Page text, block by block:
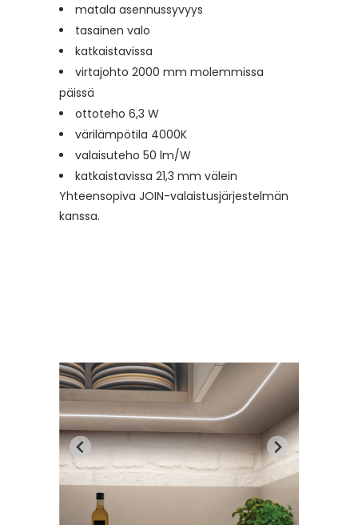
matala asennussyvyys
tasainen valo
katkaistavissa
virtajohto 2000 mm molemmissa
päissä
ottoteho 6,3 W
värilämpötila 4000K
valaisuteho 50 lm/W
katkaistavissa 21,3 mm välein
Yhteensopiva JOIN-valaistusjärjestelmän
kanssa.